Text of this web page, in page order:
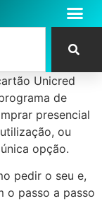
Unicred
de
presencial
ou
opção.
pedir o seu e,
o passo a passo